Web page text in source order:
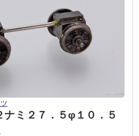
ナミ２７．５φ１０．５